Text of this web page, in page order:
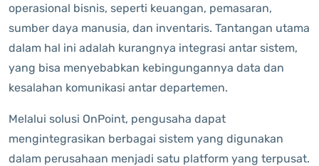
operasional bisnis, seperti keuangan, pemasaran,
sumber daya manusia, dan inventaris. Tantangan utama
dalam hal ini adalah kurangnya integrasi antar sistem,
yang bisa menyebabkan kebingungannya data dan
kesalahan komunikasi antar departemen.
Melalui solusi OnPoint, pengusaha dapat
mengintegrasikan berbagai sistem yang digunakan
dalam perusahaan menjadi satu platform yang terpusat.